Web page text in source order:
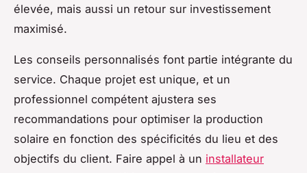
élevée, mais aussi un retour sur investissement
maximisé.
Les conseils personnalisés font partie intégrante du
service. Chaque projet est unique, et un
professionnel compétent ajustera ses
recommandations pour optimiser la production
solaire en fonction des spécificités du lieu et des
objectifs du client. Faire appel à un installateur